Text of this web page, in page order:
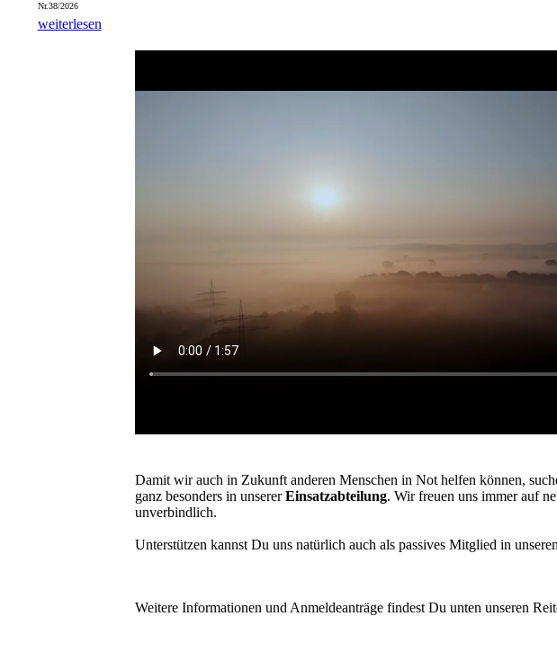
Nr.38/2026
weiterlesen
Damit wir auch in Zukunft anderen Menschen in Not helfen können,
ganz besonders in unsererEinsatzabteilung. Wir freuen uns immer auf
unverbindlich.
Unterstützen kannst Du uns natürlich auch als passives Mitglied in
Weitere Informationen und Anmeldeanträge findest Du unten unseren